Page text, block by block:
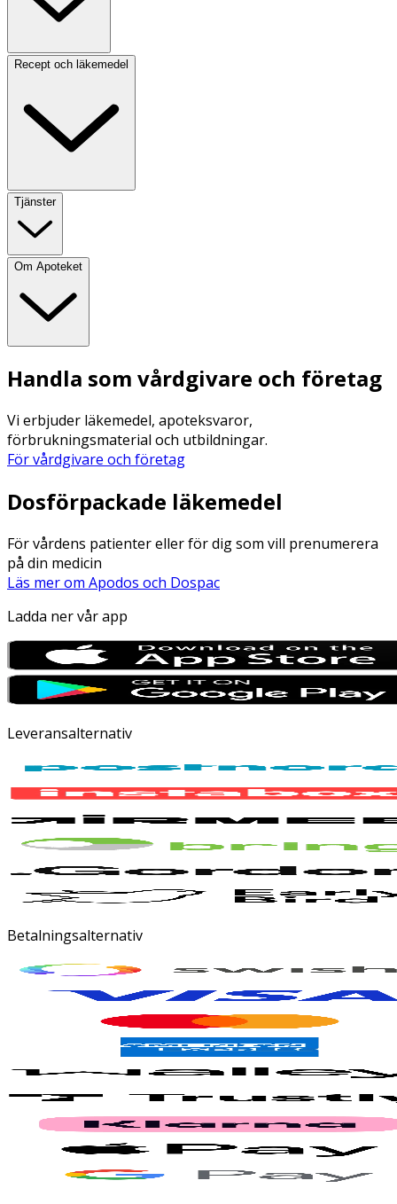
Recept och läkemedel
Tjänster
Om Apoteket
Handla som vårdgivare och företag
Vi erbjuder läkemedel, apoteksvaror,
förbrukningsmaterial och utbildningar.
För vårdgivare och företag
Dosförpackade läkemedel
För vårdens patienter eller för dig som vill prenumerera
på din medicin
Läs mer om Apodos och Dospac
Ladda ner vår app
Leveransalternativ
Betalningsalternativ